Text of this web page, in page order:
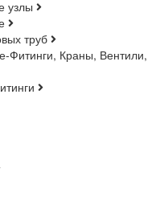
узлы
труб
Фитинги, Краны, Вентили,